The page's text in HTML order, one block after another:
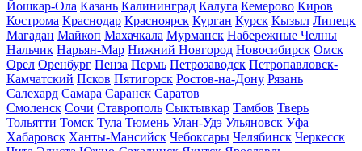
Йошкар-Ола Казань Калининград Калуга Кемерово Киров
Кострома Краснодар Красноярск Курган Курск Кызыл Липецк
Магадан Майкоп Махачкала Мурманск Набережные Челны
Нальчик Нарьян-Мар Нижний Новгород Новосибирск Омск
Орел Оренбург Пенза Пермь Петрозаводск Петропавловск-
Камчатский Псков Пятигорск Ростов-на-Дону Рязань
Салехард Самара Саранск Саратов
Смоленск Сочи Ставрополь Сыктывкар Тамбов Тверь
Тольятти Томск Тула Тюмень Улан-Удэ Ульяновск Уфа
Хабаровск Ханты-Мансийск Чебоксары Челябинск Черкесск